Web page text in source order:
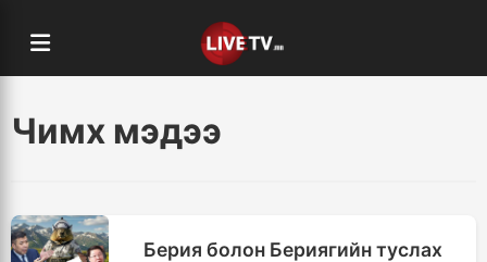
Чимх мэдээ
Берия болон Бериягийн туслах